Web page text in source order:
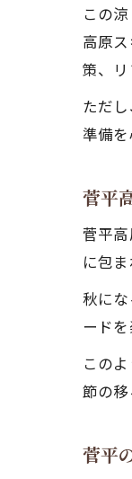
この
高原
策、
ただ
準備を
菅平
菅平
に包
秋に
ード
この
節の
菅平